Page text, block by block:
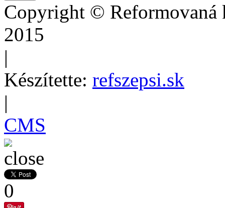
Copyright © Reformovaná
2015
|
Készítette: refszepsi.sk
|
CMS
0